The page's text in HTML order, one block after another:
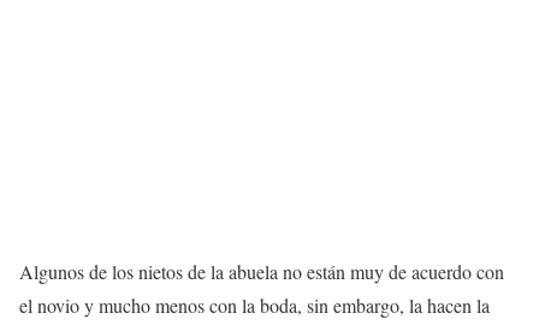
Algunos de los nietos de la abuela no están muy de acuerdo con
el novio y mucho menos con la boda, sin embargo, la hacen la